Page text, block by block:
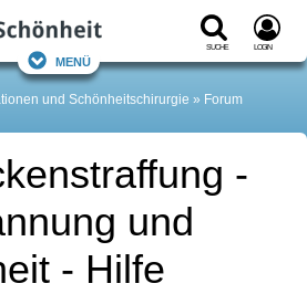
Suche Login
Menü
und Schönheitschirurgie
Forum
-
und
- Hilfe